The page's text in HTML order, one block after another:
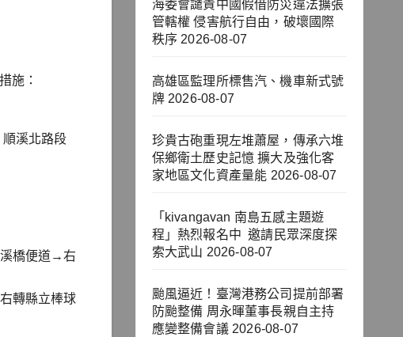
施：
順溪北路段
橋便道→右
轉縣立棒球
海委會譴責中國假借防災違法擴張
管轄權 侵害航行自由，破壞國際
秩序 2026-08-07
高雄區監理所標售汽、機車新式號
牌 2026-08-07
珍貴古砲重現左堆蕭屋，傳承六堆
保鄉衛土歷史記憶 擴大及強化客
家地區文化資產量能 2026-08-07
「kivangavan 南島五感主題遊
程」熱烈報名中 邀請民眾深度探
索大武山 2026-08-07
颱風逼近！臺灣港務公司提前部署
防颱整備 周永暉董事長親自主持
應變整備會議 2026-08-07